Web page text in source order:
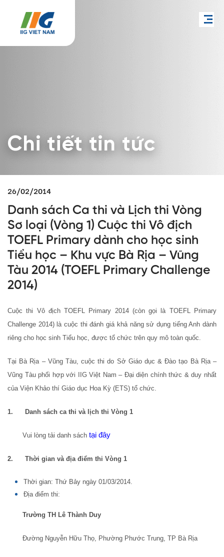
Chi tiết tin tức
26/02/2014
Danh sách Ca thi và Lịch thi Vòng
Sơ loại (Vòng 1) Cuộc thi Vô địch
TOEFL Primary dành cho học sinh
Tiểu học – Khu vực Bà Rịa – Vũng
Tàu 2014 (TOEFL Primary Challenge
2014)
Cuộc thi Vô địch TOEFL Primary 2014 (còn gọi là TOEFL Primary
Challenge 2014) là cuộc thi đánh giá khả năng sử dụng tiếng Anh dành
riêng cho học sinh Tiểu học, được tổ chức trên quy mô toàn quốc.
Tại Bà Rịa – Vũng Tàu, cuộc thi do Sở Giáo dục & Đào tạo Bà Rịa –
Vũng Tàu phối hợp với IIG Việt Nam – Đại diện chính thức & duy nhất
của Viện Khảo thí Giáo dục Hoa Kỳ (ETS) tổ chức.
1. Danh sách ca thi và lịch thi Vòng 1
Vui lòng tải danh sách tại đây
2. Thời gian và địa điểm thi Vòng 1
Thời gian: Thứ Bảy ngày 01/03/2014.
Địa điểm thi:
Trường TH Lê Thành Duy
Đường Nguyễn Hữu Thọ, Phường Phước Trung, TP Bà Rịa